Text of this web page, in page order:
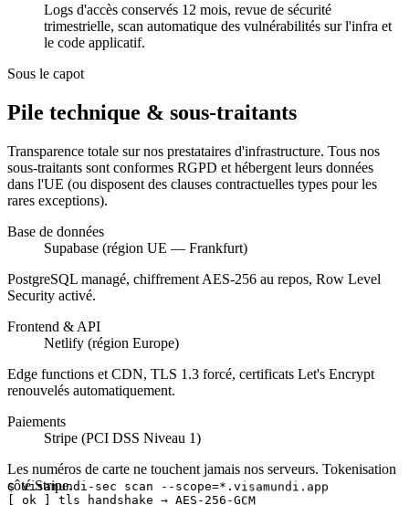
Logs d'accès conservés 12 mois, revue de sécurité
trimestrielle, scan automatique des vulnérabilités sur l'infra et
le code applicatif.
Sous le capot
Pile technique & sous-traitants
Transparence totale sur nos prestataires d'infrastructure. Tous nos
sous-traitants sont conformes RGPD et hébergent leurs données
dans l'UE (ou disposent des clauses contractuelles types pour les
rares exceptions).
Base de données
Supabase (région UE — Frankfurt)
PostgreSQL managé, chiffrement AES-256 au repos, Row Level
Security activé.
Frontend & API
Netlify (région Europe)
Edge functions et CDN, TLS 1.3 forcé, certificats Let's Encrypt
renouvelés automatiquement.
Paiements
Stripe (PCI DSS Niveau 1)
Les numéros de carte ne touchent jamais nos serveurs. Tokenisation
côté Stripe.
$ visamundi-sec scan --scope=*.visamundi.app
[ ok ] tls handshake → AES-256-GCM
[ ok ] HSTS preload verified